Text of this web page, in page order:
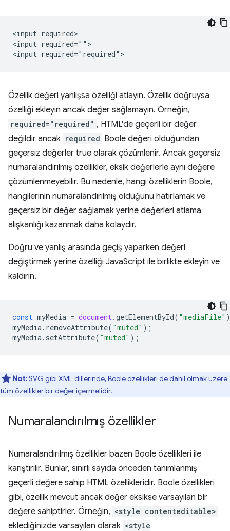
<input required>
<input required="">
Özellik değeri yanlışsa özelliği atlayın. Özellik doğruysa
özelliği ekleyin ancak değer sağlamayın. Örneğin,
required="required" , HTML'de geçerli bir değer
değildir ancak required Boole değeri olduğundan
geçersiz değerler true olarak çözümlenir. Ancak geçersiz
numaralandırılmış özellikler, eksik değerlerle aynı değere
çözümlenmeyebilir. Bu nedenle, hangi özelliklerin Boole,
hangilerinin numaralandırılmış olduğunu hatırlamak ve
geçersiz bir değer sağlamak yerine değerleri atlama
alışkanlığı kazanmak daha kolaydır.
Doğru ve yanlış arasında geçiş yaparken değeri
değiştirmek yerine özelliği JavaScript ile birlikte ekleyin ve
kaldırın.
const myMedia = document.getElementById( "mediaFile"
myMedia. removeAttribute( "muted" );
myMedia. setAttribute( "muted" );
Not:SVG gibi XML dillerinde, Boole özellikleri de dahil olmak üzere
tüm özellikler bir değer içermelidir.
Numaralandırılmış özellikler
Numaralandırılmış özellikler bazen Boole özellikleri ile
karıştırılır. Bunlar, sınırlı sayıda önceden tanımlanmış
geçerli değere sahip HTML özellikleridir. Boole özellikleri
gibi, özellik mevcut ancak değer eksikse varsayılan bir
değere sahiptirler. Örneğin, <style contenteditable>
eklediğinizde varsayılan olarak <style